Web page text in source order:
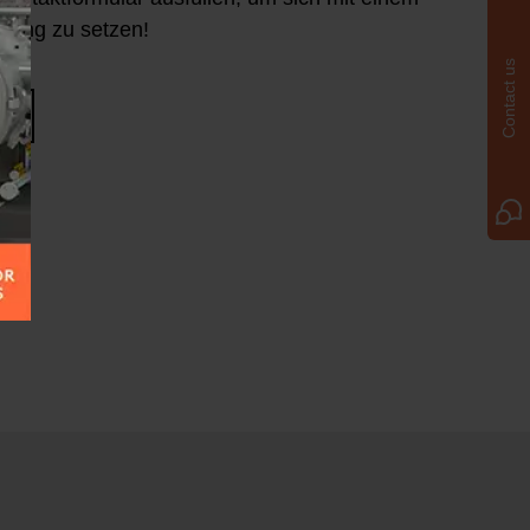
zu setzen!
Contact us